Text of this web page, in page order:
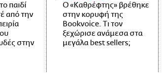
παιδί
από την
στην
Ο «Καθρέφτης» βρέθηκε
στην κορυφή της
Bookvoice. Τι τον
ξεχώρισε ανάμεσα στα
μεγάλα best sellers;